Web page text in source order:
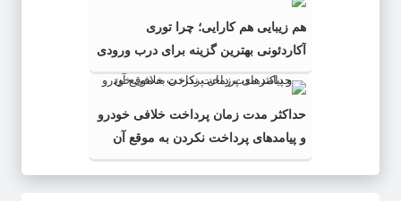
هم زیبایی هم کارایی؛ چرا توری
آکاردئونی بهترین گزینه برای درب ورودی
است؟
حداکثر مدت زمان پرداخت خلافی خودرو
و پیامدهای پرداخت نکردن به موقع آن